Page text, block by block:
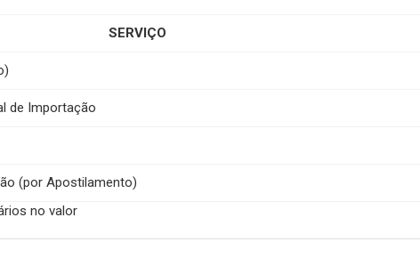
SERVIÇO
de Importação
(por Apostilamento)
no valor